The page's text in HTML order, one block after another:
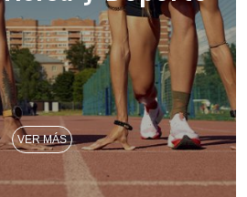
VER MÁS